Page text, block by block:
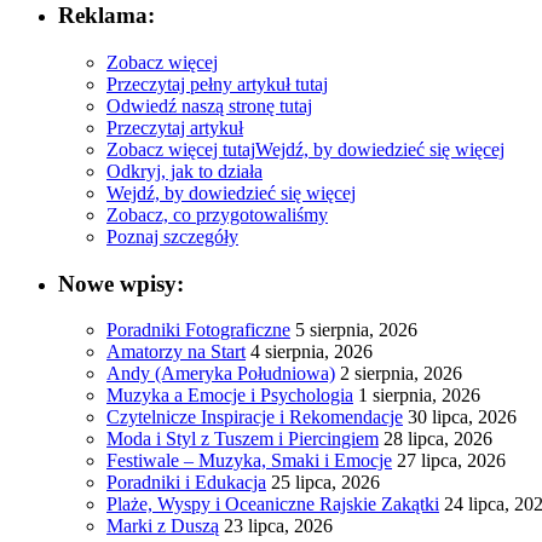
Reklama:
Zobacz więcej
Przeczytaj pełny artykuł tutaj
Odwiedź naszą stronę tutaj
Przeczytaj artykuł
Zobacz więcej tutajWejdź, by dowiedzieć się więcej
Odkryj, jak to działa
Wejdź, by dowiedzieć się więcej
Zobacz, co przygotowaliśmy
Poznaj szczegóły
Nowe wpisy:
Poradniki Fotograficzne 5 sierpnia, 2026
Amatorzy na Start 4 sierpnia, 2026
Andy (Ameryka Południowa) 2 sierpnia, 2026
Muzyka a Emocje i Psychologia 1 sierpnia, 2026
Czytelnicze Inspiracje i Rekomendacje 30 lipca, 2026
Moda i Styl z Tuszem i Piercingiem 28 lipca, 2026
Festiwale – Muzyka, Smaki i Emocje 27 lipca, 2026
Poradniki i Edukacja 25 lipca, 2026
Plaże, Wyspy i Oceaniczne Rajskie Zakątki 24 lipca,
Marki z Duszą 23 lipca, 2026